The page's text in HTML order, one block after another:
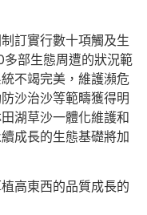
訂實行數十項觸及生
部生態周遭的狀況範
不竭完美，維護瀕危
沙治沙等範疇獲得明
湖草沙一體化維護和
成長的生態基礎將加
高東西的品質成長的